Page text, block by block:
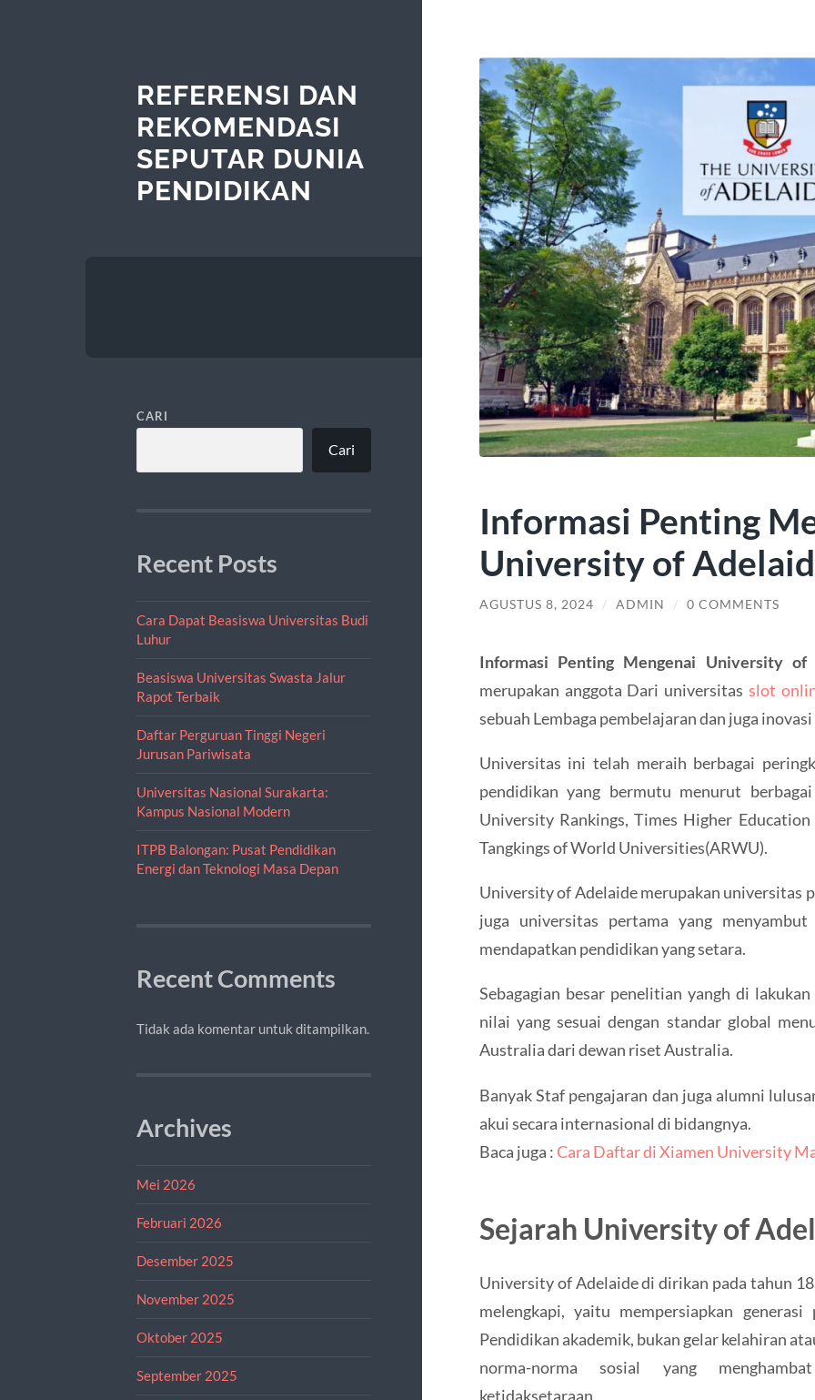
REFERENSI DAN
REKOMENDASI
SEPUTAR DUNIA
PENDIDIKAN
CARI
Cari
Recent Posts
Cara Dapat Beasiswa Universitas Budi
Luhur
Beasiswa Universitas Swasta Jalur
Rapot Terbaik
Daftar Perguruan Tinggi Negeri
Jurusan Pariwisata
Universitas Nasional Surakarta:
Kampus Nasional Modern
ITPB Balongan: Pusat Pendidikan
Energi dan Teknologi Masa Depan
Recent Comments
Tidak ada komentar untuk ditampilkan.
Archives
Mei 2026
Februari 2026
Desember 2025
November 2025
Oktober 2025
September 2025
Informasi Penting
University of
AGUSTUS 8, 2024 / ADMIN / 0 COMMENTS
Informasi Penting Mengenai University of
merupakan anggota Dari universitasslot
sebuah Lembaga pembelajaran dan juga
Universitas ini telah meraih berbagai
pendidikan yang bermutu menurut
University Rankings, Times Higher
Tangkings of World Universities(ARWU).
University of Adelaide merupakan universitas
juga universitas pertama yang
mendapatkan pendidikan yang setara.
Sebagagian besar penelitian yangh di
nilai yang sesuai dengan standar global
Australia dari dewan riset Australia.
Banyak Staf pengajaran dan juga alumni
akui secara internasional di bidangnya.
Baca juga :Cara Daftar di Xiamen University
Sejarah University of
University of Adelaide di dirikan pada tahun
melengkapi, yaitu mempersiapkan
Pendidikan akademik, bukan gelar kelahiran
norma-norma sosial yang
ketidaksetaraan.